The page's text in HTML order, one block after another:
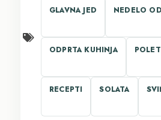
GLAVNA JED NEDELO
ODPRTA KUHINJA
RECEPTI SOLATA